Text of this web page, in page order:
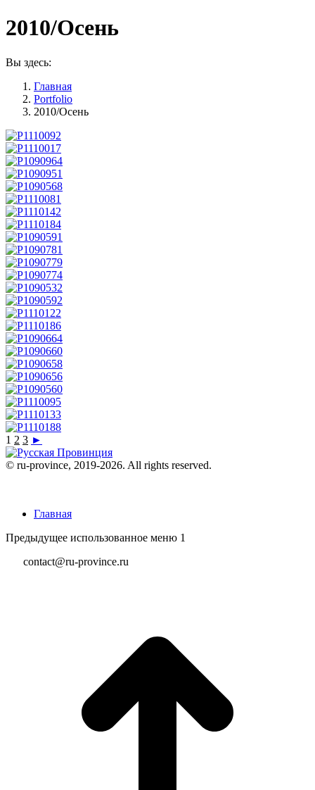
2010/Осень
Вы здесь:
Главная
Portfolio
2010/Осень
1 2 3 ►
© ru-province, 2019-2026. All rights reserved.
Главная
Предыдущее использованное меню 1
contact@ru-province.ru